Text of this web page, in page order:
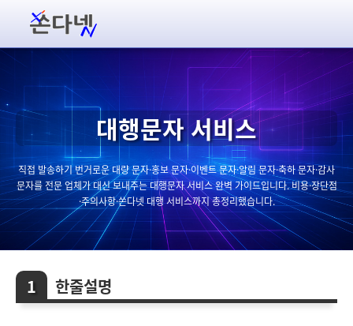
대행문자 서비스
직접 발송하기 번거로운 대량 문자·홍보 문자·이벤트 문자·알림 문자·축하 문자·감사
문자를 전문 업체가 대신 보내주는 대행문자 서비스 완벽 가이드입니다. 비용·장단점
·주의사항·쏜다넷 대행 서비스까지 총정리했습니다.
한줄설명